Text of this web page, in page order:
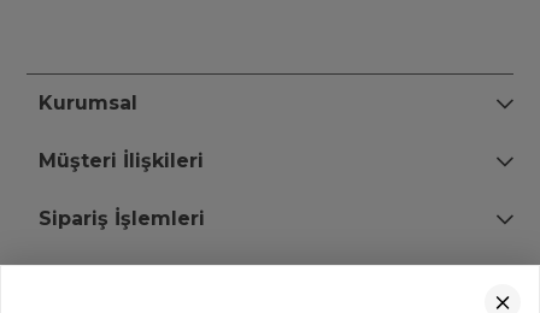
Kurumsal
Müşteri İlişkileri
Sipariş İşlemleri